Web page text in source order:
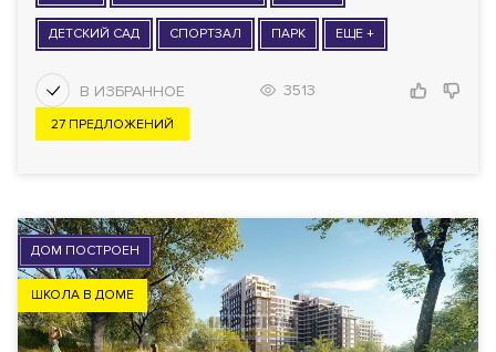
ДЕТСКИЙ САД СПОРТЗАЛ ПАРК ЕЩЕ +
3513
27 ПРЕДЛОЖЕНИЙ
ДОМ ПОСТРОЕН
ШКОЛА В ДОМЕ